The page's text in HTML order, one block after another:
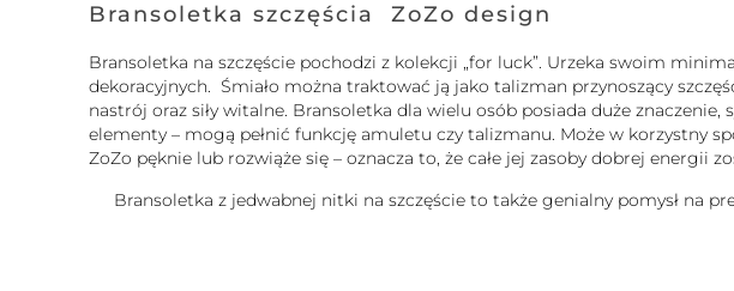
Bransoletka szczęścia ZoZo design
Bransoletka na szczęście pochodzi z kolekcji „for luck”. Urzeka swoim
dekoracyjnych. Śmiało można traktować ją jako talizman przynoszący
nastrój oraz siły witalne. Bransoletka dla wielu osób posiada duże
elementy – mogą pełnić funkcję amuletu czy talizmanu. Może w korzystny
ZoZo pęknie lub rozwiąże się – oznacza to, że całe jej zasoby dobrej energii
Bransoletka z jedwabnej nitki na szczęście to także genialny pomysł na